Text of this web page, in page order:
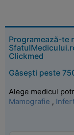
Programează-te
Clickmed
Găsești peste
Alege medicul
Mamografie ,